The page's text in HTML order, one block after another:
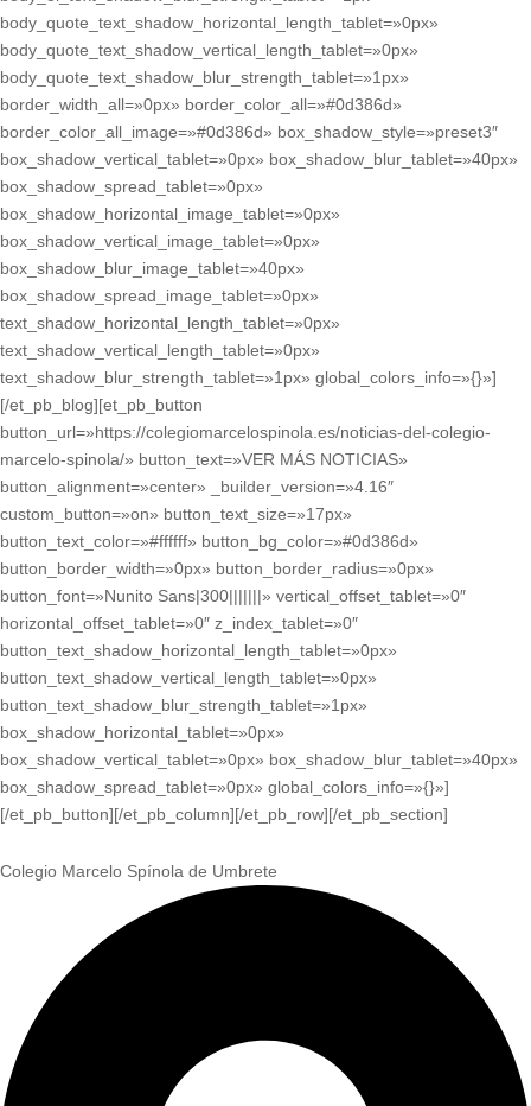
body_quote_text_shadow_horizontal_length_tablet=»0px»
body_quote_text_shadow_vertical_length_tablet=»0px»
body_quote_text_shadow_blur_strength_tablet=»1px»
border_width_all=»0px» border_color_all=»#0d386d»
border_color_all_image=»#0d386d» box_shadow_style=»preset3″
box_shadow_vertical_tablet=»0px» box_shadow_blur_tablet=»40px»
box_shadow_spread_tablet=»0px»
box_shadow_horizontal_image_tablet=»0px»
box_shadow_vertical_image_tablet=»0px»
box_shadow_blur_image_tablet=»40px»
box_shadow_spread_image_tablet=»0px»
text_shadow_horizontal_length_tablet=»0px»
text_shadow_vertical_length_tablet=»0px»
text_shadow_blur_strength_tablet=»1px» global_colors_info=»{}»]
[/et_pb_blog][et_pb_button
button_url=»https://colegiomarcelospinola.es/noticias-del-colegio-
marcelo-spinola/» button_text=»VER MÁS NOTICIAS»
button_alignment=»center» _builder_version=»4.16″
custom_button=»on» button_text_size=»17px»
button_text_color=»#ffffff» button_bg_color=»#0d386d»
button_border_width=»0px» button_border_radius=»0px»
button_font=»Nunito Sans|300|||||||» vertical_offset_tablet=»0″
horizontal_offset_tablet=»0″ z_index_tablet=»0″
button_text_shadow_horizontal_length_tablet=»0px»
button_text_shadow_vertical_length_tablet=»0px»
button_text_shadow_blur_strength_tablet=»1px»
box_shadow_horizontal_tablet=»0px»
box_shadow_vertical_tablet=»0px» box_shadow_blur_tablet=»40px»
box_shadow_spread_tablet=»0px» global_colors_info=»{}»]
[/et_pb_button][/et_pb_column][/et_pb_row][/et_pb_section]
Colegio Marcelo Spínola de Umbrete